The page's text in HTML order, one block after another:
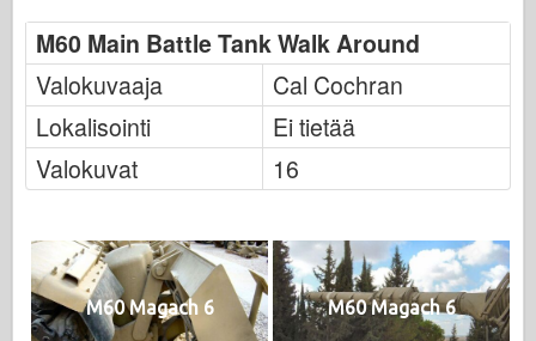
M60 Main Battle Tank Walk Around
Valokuvaaja
Cal Cochran
Lokalisointi
Ei tietää
Valokuvat
16
M60 Magach 6 M60 Magach 6